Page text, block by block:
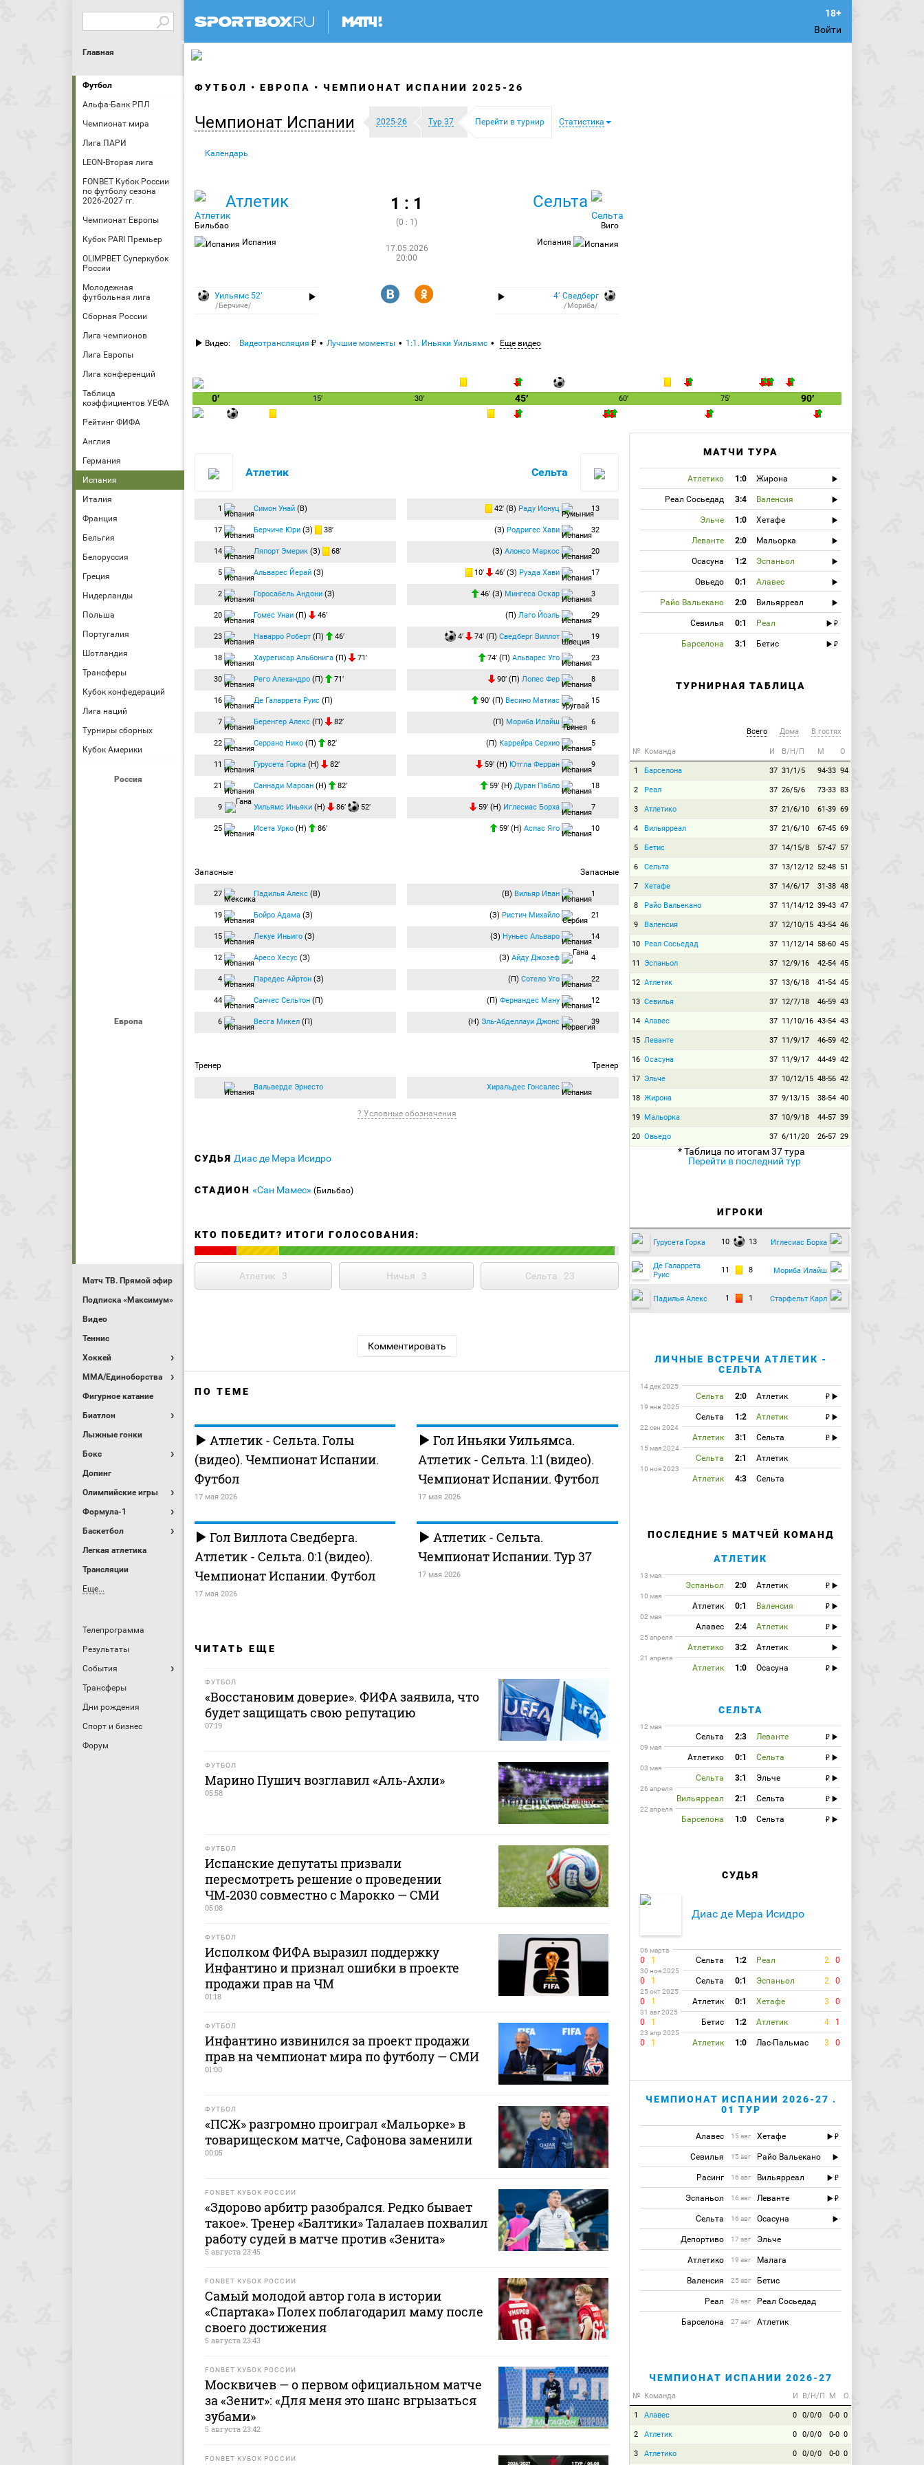
Войти
Главная
Футбол
Альфа-Банк РПЛ
Чемпионат мира
Лига ПАРИ
LEON-Вторая лига
FONBET Кубок России
по футболу сезона
2026-2027 гг.
Чемпионат Европы
Кубок PARI Премьер
OLIMPBET Суперкубок
России
Молодежная
футбольная лига
Сборная России
Лига чемпионов
Лига Европы
Лига конференций
Таблица
коэффициентов УЕФА
Рейтинг ФИФА
Англия
Германия
Испания
Италия
Франция
Бельгия
Белоруссия
Греция
Нидерланды
Польша
Португалия
Шотландия
Трансферы
Кубок конфедераций
Лига наций
Турниры сборных
Кубок Америки
Россия
Европа
Матч ТВ. Прямой эфир
Подписка «Максимум»
Видео
Теннис
Хоккей
MMA/Единоборства
Фигурное катание
Биатлон
Лыжные гонки
Бокс
Допинг
Олимпийские игры
Формула-1
Баскетбол
Легкая атлетика
Трансляции
Еще...
Телепрограмма
Результаты
События
Трансферы
Дни рождения
Спорт и бизнес
Форум
ФУТБОЛ ЕВРОПА ЧЕМПИОНАТ ИСПАНИИ 2025-26
Чемпионат Испании 2025-26 Тур 37 Перейти в турнир Статистика
Календарь
Атлетик
Бильбао
Испания
1 : 1
(0 : 1)
17.05.2026
20:00
Сельта
Виго
Испания
Уильямс 52′
/Берчиче/
R Y 4′ Сведберг
/Мориба/
Видео: Видеотрансляция Лучшие моменты 1:1. Иньяки Уильямс Еще видео
0′ 15′ 30′ 45′ 60′ 75′ 90′
Атлетик
1 Симон Унай (В)
17 Берчиче Юри (З) 38′
14 Ляпорт Эмерик (З) 68′
5 Альварес Йерай (З)
2 Горосабель Андони (З)
20 Гомес Унаи (П) 46′
23 Наварро Роберт (П) 46′
18 Хаурегисар Альбонига (П) 71′
30 Рего Алехандро (П) 71′
16 Де Галаррета Руис (П)
7 Беренгер Алекс (П) 82′
22 Серрано Нико (П) 82′
11 Гурусета Горка (Н) 82′
21 Саннади Мароан (Н) 82′
9 Уильямс Иньяки (Н) 86′ 52′
25 Исета Урко (Н) 86′
Запасные
27 Падилья Алекс (В)
19 Бойро Адама (З)
15 Лекуе Иньиго (З)
12 Аресо Хесус (З)
4 Паредес Айртон (З)
44 Санчес Сельтон (П)
6 Весга Микел (П)
Тренер
Вальверде Эрнесто
Сельта
42′ (В) Раду Ионуц 13
(З) Родригес Хави 32
(З) Алонсо Маркос 20
10′ 46′ (З) Руэда Хави 17
46′ (З) Мингеса Оскар 3
(П) Лаго Йоэль 29
4′ 74′ (П) Сведберг Виллот 19
74′ (П) Альварес Уго 23
90′ (П) Лопес Фер 8
90′ (П) Весино Матиас 15
(П) Мориба Илайш 6
(П) Каррейра Серхио 5
59′ (Н) Ютгла Ферран 9
59′ (Н) Дуран Пабло 18
59′ (Н) Иглесиас Борха 7
59′ (Н) Аспас Яго 10
Запасные
(В) Вильяр Иван 1
(З) Ристич Михайло 21
(З) Нуньес Альваро 14
(З) Айду Джозеф 4
(П) Сотело Уго 22
(П) Фернандес Ману 12
(Н) Эль-Абделлауи Джонс 39
Тренер
Хиральдес Гонсалес
? Условные обозначения
СУДЬЯ Диас де Мера Исидро
СТАДИОН «Сан Мамес» (Бильбао)
КТО ПОБЕДИТ? ИТОГИ ГОЛОСОВАНИЯ:
Атлетик 3 Ничья 3 Сельта 23
Комментировать
ПО ТЕМЕ
Атлетик - Сельта. Голы
(видео). Чемпионат Испании.
Футбол
17 мая 2026
Гол Иньяки Уильямса.
Атлетик - Сельта. 1:1 (видео).
Чемпионат Испании. Футбол
17 мая 2026
Гол Виллота Сведберга.
Атлетик - Сельта. 0:1 (видео).
Чемпионат Испании. Футбол
17 мая 2026
Атлетик - Сельта.
Чемпионат Испании. Тур 37
17 мая 2026
ЧИТАТЬ ЕЩЕ
ФУТБОЛ
«Восстановим доверие». ФИФА заявила, что
будет защищать свою репутацию
07:19
ФУТБОЛ
Марино Пушич возглавил «Аль‑Ахли»
05:58
ФУТБОЛ
Испанские депутаты призвали
пересмотреть решение о проведении
ЧМ‑2030 совместно с Марокко — СМИ
05:08
ФУТБОЛ
Исполком ФИФА выразил поддержку
Инфантино и признал ошибки в проекте
продажи прав на ЧМ
01:18
ФУТБОЛ
Инфантино извинился за проект продажи
прав на чемпионат мира по футболу — СМИ
01:00
ФУТБОЛ
«ПСЖ» разгромно проиграл «Мальорке» в
товарищеском матче, Сафонова заменили
00:05
FONBET КУБОК РОССИИ
«Здорово арбитр разобрался. Редко бывает
такое». Тренер «Балтики» Талалаев похвалил
работу судей в матче против «Зенита»
5 августа 23:45
FONBET КУБОК РОССИИ
Самый молодой автор гола в истории
«Спартака» Полех поблагодарил маму после
своего достижения
5 августа 23:43
FONBET КУБОК РОССИИ
Москвичев — о первом официальном матче
за «Зенит»: «Для меня это шанс вгрызаться
зубами»
5 августа 23:42
FONBET КУБОК РОССИИ
МАТЧИ ТУРА
Атлетико 1:0 Жирона
Реал Сосьедад 3:4 Валенсия
Эльче 1:0 Хетафе
Леванте 2:0 Мальорка
Осасуна 1:2 Эспаньол
Овьедо 0:1 Алавес
Райо Вальекано 2:0 Вильярреал
Севилья 0:1 Реал
Барселона 3:1 Бетис
ТУРНИРНАЯ ТАБЛИЦА
Всего Дома В гостях
№ Команда И В/Н/П М О
1 Барселона 37 31/1/5 94-33 94
2 Реал 37 26/5/6 73-33 83
3 Атлетико 37 21/6/10 61-39 69
4 Вильярреал 37 21/6/10 67-45 69
5 Бетис 37 14/15/8 57-47 57
6 Сельта 37 13/12/12 52-48 51
7 Хетафе 37 14/6/17 31-38 48
8 Райо Вальекано 37 11/14/12 39-43 47
9 Валенсия 37 12/10/15 43-54 46
10 Реал Сосьедад 37 11/12/14 58-60 45
11 Эспаньол 37 12/9/16 42-54 45
12 Атлетик 37 13/6/18 41-54 45
13 Севилья 37 12/7/18 46-59 43
14 Алавес 37 11/10/16 43-54 43
15 Леванте 37 11/9/17 46-59 42
16 Осасуна 37 11/9/17 44-49 42
17 Эльче 37 10/12/15 48-56 42
18 Жирона 37 9/13/15 38-54 40
19 Мальорка 37 10/9/18 44-57 39
20 Овьедо 37 6/11/20 26-57 29
* Таблица по итогам 37 тура
Перейти в последний тур
ИГРОКИ
Гурусета Горка 10 13 Иглесиас Борха
Де Галаррета
Руис
11 8 Мориба Илайш
Падилья Алекс 1 1 Старфельт Карл
ЛИЧНЫЕ ВСТРЕЧИ АТЛЕТИК -
СЕЛЬТА
14 дек 2025
Сельта 2:0 Атлетик
19 янв 2025
Сельта 1:2 Атлетик
22 сен 2024
Атлетик 3:1 Сельта
15 мая 2024
Сельта 2:1 Атлетик
10 ноя 2023
Атлетик 4:3 Сельта
ПОСЛЕДНИЕ 5 МАТЧЕЙ КОМАНД
АТЛЕТИК
13 мая
Эспаньол 2:0 Атлетик
10 мая
Атлетик 0:1 Валенсия
02 мая
Алавес 2:4 Атлетик
25 апреля
Атлетико 3:2 Атлетик
21 апреля
Атлетик 1:0 Осасуна
СЕЛЬТА
12 мая
Сельта 2:3 Леванте
09 мая
Атлетико 0:1 Сельта
03 мая
Сельта 3:1 Эльче
26 апреля
Вильярреал 2:1 Сельта
22 апреля
Барселона 1:0 Сельта
СУДЬЯ
Диас де Мера Исидро
06 марта
0 1 Сельта 1:2 Реал 2 0
30 ноя 2025
0 1 Сельта 0:1 Эспаньол 2 0
25 окт 2025
0 1 Атлетик 0:1 Хетафе 3 0
31 авг 2025
0 1 Бетис 1:2 Атлетик 4 1
23 апр 2025
0 1 Атлетик 1:0 Лас-Пальмас 3 0
ЧЕМПИОНАТ ИСПАНИИ 2026-27 .
01 ТУР
Алавес 15 авг Хетафе
Севилья 15 авг Райо Вальекано
Расинг 16 авг Вильярреал
Эспаньол 16 авг Леванте
Сельта 16 авг Осасуна
Депортиво 17 авг Эльче
Атлетико 19 авг Малага
Валенсия 25 авг Бетис
Реал 26 авг Реал Сосьедад
Барселона 27 авг Атлетик
ЧЕМПИОНАТ ИСПАНИИ 2026-27
№ Команда И В/Н/П М О
1 Алавес 0 0/0/0 0-0 0
2 Атлетик 0 0/0/0 0-0 0
3 Атлетико 0 0/0/0 0-0 0